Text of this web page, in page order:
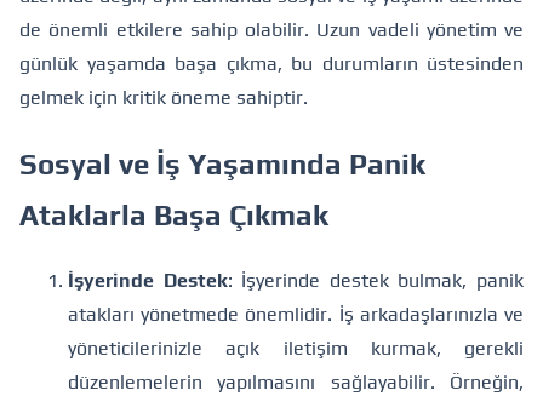
de önemli etkilere sahip olabilir. Uzun vadeli yönetim ve
günlük yaşamda başa çıkma, bu durumların üstesinden
gelmek için kritik öneme sahiptir.
Sosyal ve İş Yaşamında Panik
Ataklarla Başa Çıkmak
İşyerinde Destek: İşyerinde destek bulmak, panik
atakları yönetmede önemlidir. İş arkadaşlarınızla ve
yöneticilerinizle açık iletişim kurmak, gerekli
düzenlemelerin yapılmasını sağlayabilir. Örneğin,